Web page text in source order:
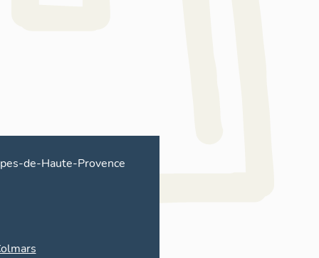
de-Haute-Provence